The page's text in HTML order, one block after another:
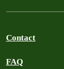
Contact
FAQ